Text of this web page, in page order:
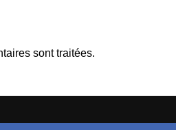
sont traitées.